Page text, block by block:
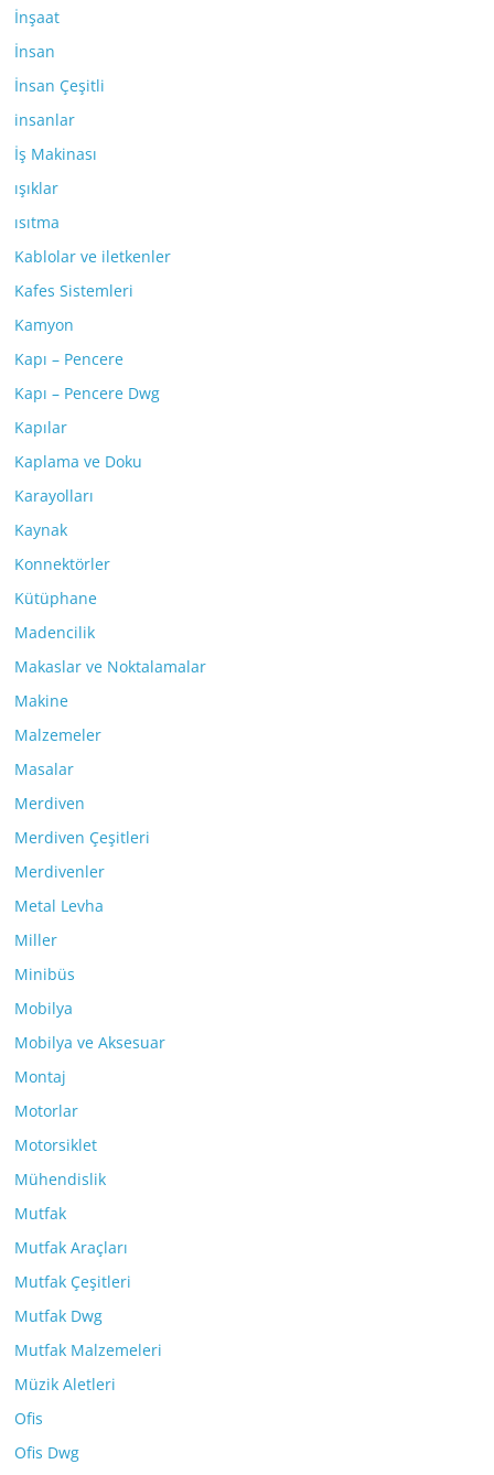
İnşaat
İnsan
İnsan Çeşitli
insanlar
İş Makinası
ışıklar
ısıtma
Kablolar ve iletkenler
Kafes Sistemleri
Kamyon
Kapı – Pencere
Kapı – Pencere Dwg
Kapılar
Kaplama ve Doku
Karayolları
Kaynak
Konnektörler
Kütüphane
Madencilik
Makaslar ve Noktalamalar
Makine
Malzemeler
Masalar
Merdiven
Merdiven Çeşitleri
Merdivenler
Metal Levha
Miller
Minibüs
Mobilya
Mobilya ve Aksesuar
Montaj
Motorlar
Motorsiklet
Mühendislik
Mutfak
Mutfak Araçları
Mutfak Çeşitleri
Mutfak Dwg
Mutfak Malzemeleri
Müzik Aletleri
Ofis
Ofis Dwg